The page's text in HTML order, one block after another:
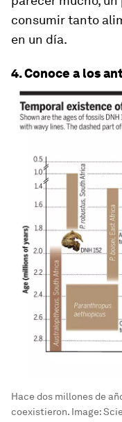
consumir tanto
en un día.
4. Conoce a los
Hace dos millones de
coexistieron. Image: